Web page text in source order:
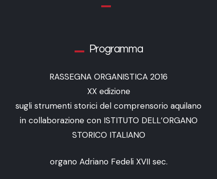
Programma
RASSEGNA ORGANISTICA 2016
XX edizione
sugli strumenti storici del comprensorio aquilano
in collaborazione con ISTITUTO DELL’ORGANO
STORICO ITALIANO
organo Adriano Fedeli XVII sec.